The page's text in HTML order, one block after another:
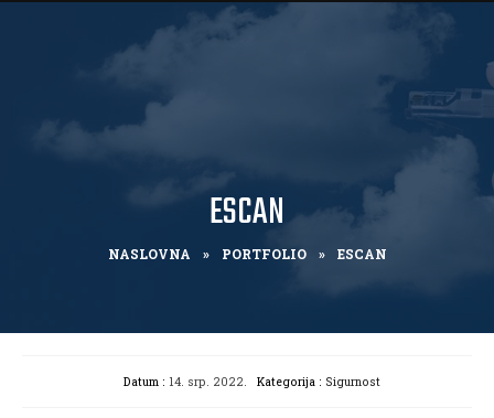
ESCAN
NASLOVNA » PORTFOLIO » ESCAN
Datum : 14. srp. 2022. Kategorija : Sigurnost